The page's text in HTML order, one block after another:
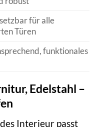
für alle
Türen
funktionales
Edelstahl –
Interieur passt